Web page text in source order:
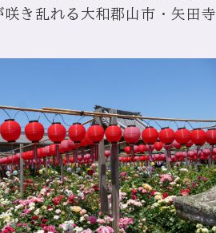
咲き乱れる大和郡山市・矢田寺